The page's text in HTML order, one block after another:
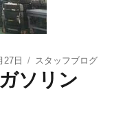
27日 スタッフブログ
ソリン